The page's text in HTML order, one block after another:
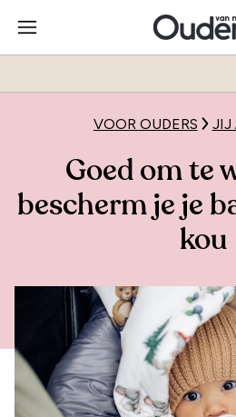
VOOR OUDERS JIJ
Goed om te
bescherm je je
kou